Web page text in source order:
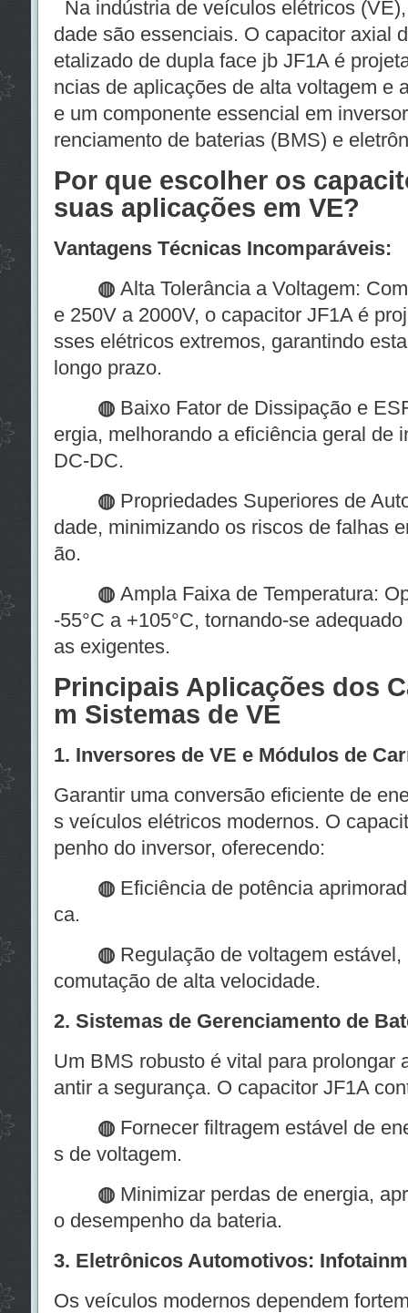
Na indústria de veículos elétricos
dade são essenciais. O capacitor axial
etalizado de dupla face jb JF1A é
ncias de aplicações de alta voltagem e
e um componente essencial em
renciamento de baterias (BMS) e
Por que escolher os
suas aplicações em VE?
Vantagens Técnicas Incomparáveis:
◍ Alta Tolerância a Voltagem:
e 250V a 2000V, o capacitor JF1A é
sses elétricos extremos, garantindo
longo prazo.
◍ Baixo Fator de Dissipação e
ergia, melhorando a eficiência geral de
DC-DC.
◍ Propriedades Superiores de
dade, minimizando os riscos de falhas
ão.
◍ Ampla Faixa de Temperatura:
-55°C a +105°C, tornando-se
as exigentes.
Principais Aplicações dos
m Sistemas de VE
1. Inversores de VE e Módulos de
Garantir uma conversão eficiente de
s veículos elétricos modernos. O
penho do inversor, oferecendo:
◍ Eficiência de potência
ca.
◍ Regulação de voltagem
comutação de alta velocidade.
2. Sistemas de Gerenciamento de
Um BMS robusto é vital para prolongar
antir a segurança. O capacitor JF1A
◍ Fornecer filtragem estável de
s de voltagem.
◍ Minimizar perdas de energia,
o desempenho da bateria.
3. Eletrônicos Automotivos:
Os veículos modernos dependem